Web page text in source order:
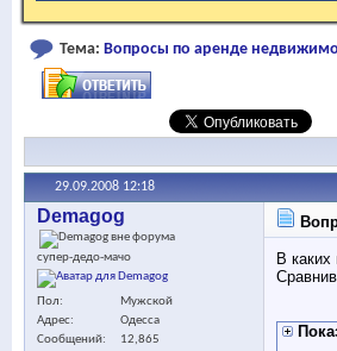
Тема: Вопросы по аренде
29.09.2008 12:18
Demagog
супер-дедо-мачо
Пол
Мужской
Адрес
Одесса
Сообщений
12,865
В